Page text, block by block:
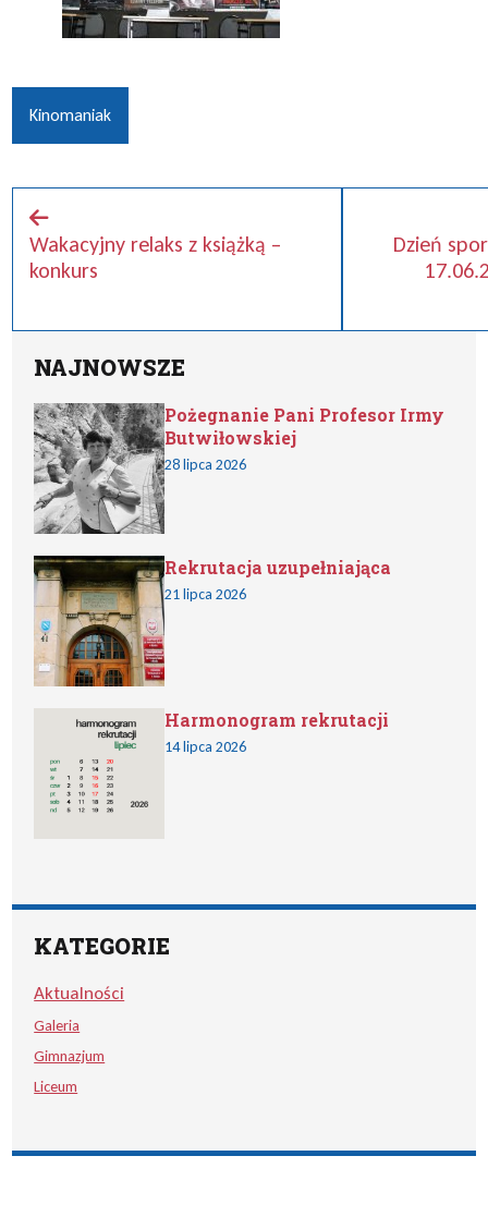
Kinomaniak
Wakacyjny relaks z książką –
konkurs
Dzień
NAJNOWSZE
Pożegnanie Pani Profesor Irmy
Butwiłowskiej
28 lipca 2026
Rekrutacja uzupełniająca
21 lipca 2026
Harmonogram rekrutacji
14 lipca 2026
KATEGORIE
Aktualności
Galeria
Gimnazjum
Liceum